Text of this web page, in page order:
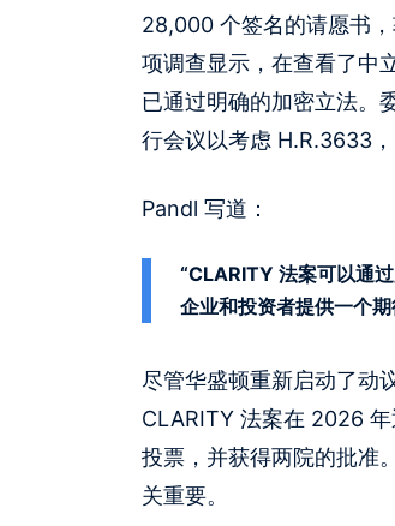
28,000 个签名的请愿书
项调查显示，在查看了中
已通过明确的加密立法。
行会议以考虑 H.R.3633
Pandl 写道：
“CLARITY 法案可以通
企业和投资者提供一个
尽管华盛顿重新启动了动
CLARITY 法案在 2026
投票，并获得两院的批准
关重要。